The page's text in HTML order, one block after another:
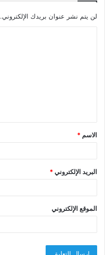
لن يتم نشر عنوان بريدك الإلكتروني.
ق
*
الاسم *
البريد الإلكتروني*
الموقع الإلكتروني